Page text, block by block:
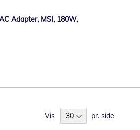
Adapter, MSI, 180W,
Vis pr. side